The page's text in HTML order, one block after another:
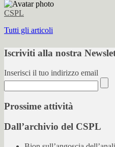
CSPL
Tutti gli articoli
Iscriviti alla nostra
Inserisci il tuo indirizzo email
Prossime attività
Dall’archivio del CSPL